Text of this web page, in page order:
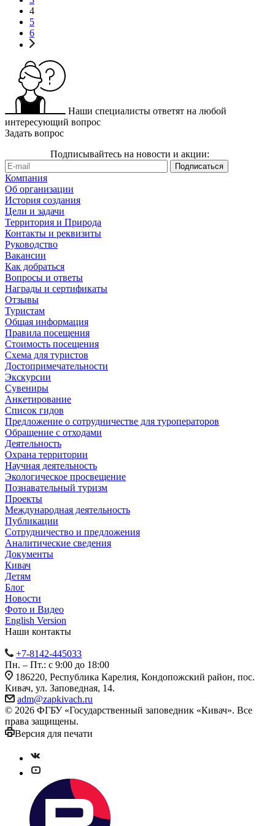
4
5
6
Наши специалисты ответят на любой
интересующий вопрос
Задать вопрос
Подписывайтесь на новости и акции:
Компания
Об организации
История создания
Цели и задачи
Территория и Природа
Контакты и реквизиты
Руководство
Вакансии
Как добраться
Вопросы и ответы
Награды и сертификаты
Отзывы
Туристам
Общая информация
Правила посещения
Стоимость посещения
Схема для туристов
Достопримечательности
Экскурсии
Сувениры
Анкетирование
Список гидов
Предложение о сотрудничестве для туроператоров
Обращение с отходами
Деятельность
Охрана территории
Научная деятельность
Экологическое просвещение
Познавательный туризм
Проекты
Международная деятельность
Публикации
Сотрудничество и предложения
Аналитические сведения
Документы
Кивач
Детям
Блог
Новости
Фото и Видео
English Version
Наши контакты
+7-8142-445033
Пн. – Пт.: с 9:00 до 18:00
186220, Республика Карелия, Кондопожский район, пос.
Кивач, ул. Заповедная, 14.
adm@zapkivach.ru
© 2026 ФГБУ «Государственный заповедник «Кивач». Все
права защищены.
Версия для печати